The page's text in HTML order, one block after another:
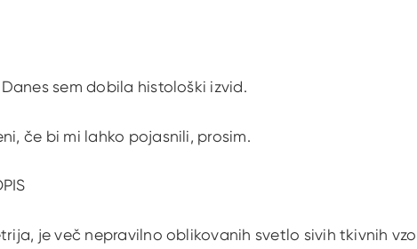
sem dobila histološki izvid.
če bi mi lahko pojasnili, prosim.
je več nepravilno oblikovanih svetlo sivih tkivnih